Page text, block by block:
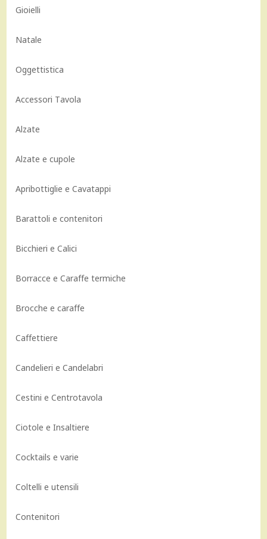
Gioielli
Natale
Oggettistica
Accessori Tavola
Alzate
Alzate e cupole
Apribottiglie e Cavatappi
Barattoli e contenitori
Bicchieri e Calici
Borracce e Caraffe termiche
Brocche e caraffe
Caffettiere
Candelieri e Candelabri
Cestini e Centrotavola
Ciotole e Insaltiere
Cocktails e varie
Coltelli e utensili
Contenitori